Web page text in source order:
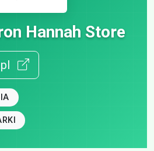
Hannah Store